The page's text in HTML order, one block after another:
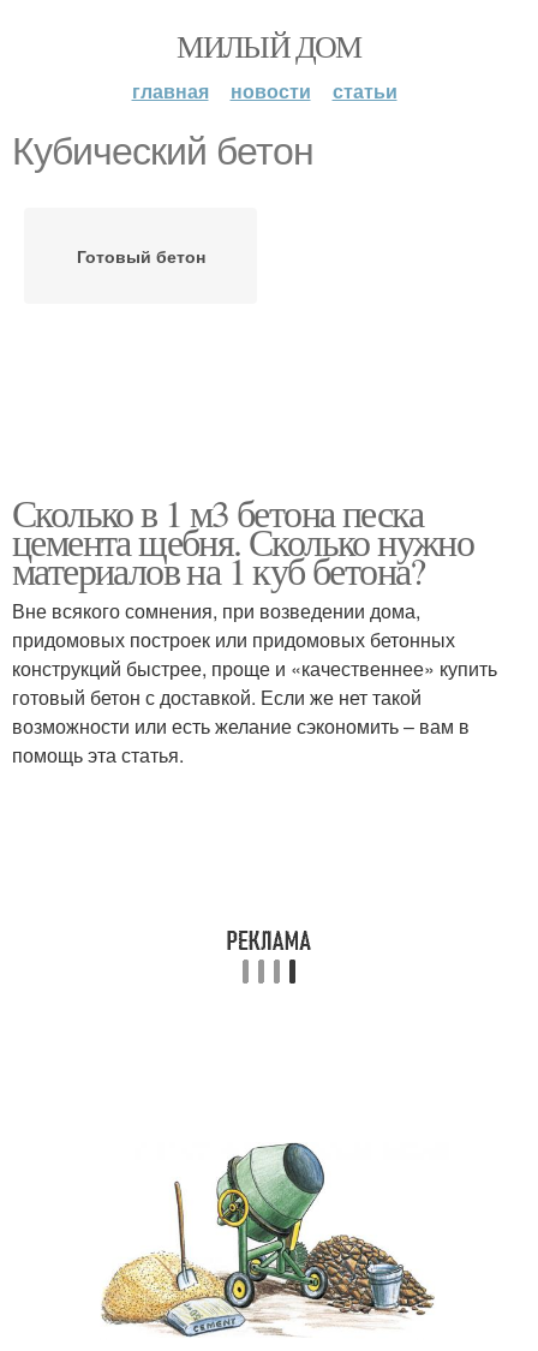
МИЛЫЙ ДОМ
главная новости статьи
Кубический бетон
Готовый бетон
Сколько в 1 м3 бетона песка
цемента щебня. Сколько нужно
материалов на 1 куб бетона?
Вне всякого сомнения, при возведении дома,
придомовых построек или придомовых бетонных
конструкций быстрее, проще и «качественнее» купить
готовый бетон с доставкой. Если же нет такой
возможности или есть желание сэкономить – вам в
помощь эта статья.